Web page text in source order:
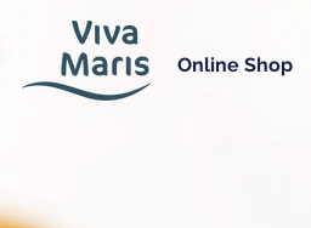
Online Shop